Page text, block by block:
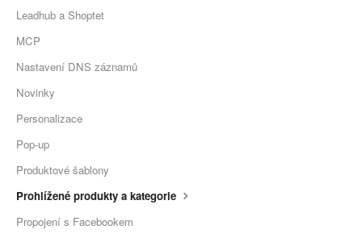
Leadhub a Shoptet
MCP
Nastavení DNS záznamů
Novinky
Personalizace
Pop-up
Produktové šablony
Prohlížené produkty a kategorie
Propojení s Facebookem